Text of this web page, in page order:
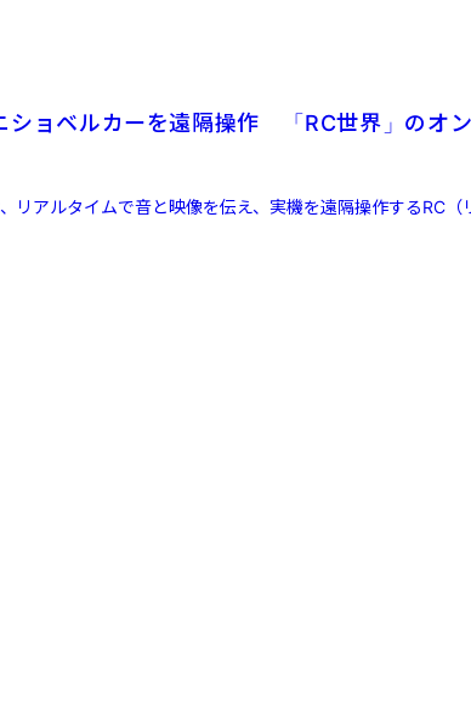
ショベルカーを遠隔操作 「RC世界」のオ
リアルタイムで音と映像を伝え、実機を遠隔操作するRC（